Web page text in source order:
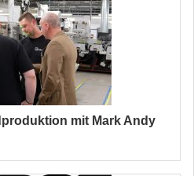
mit Mark Andy